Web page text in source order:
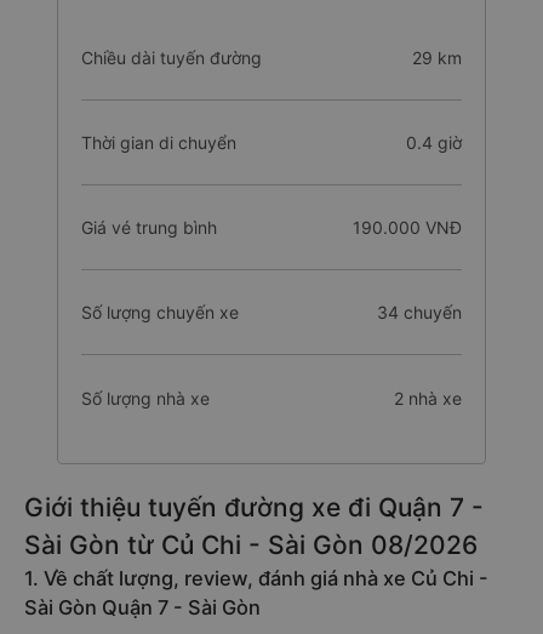
Chiều dài tuyến đường 29 km
Thời gian di chuyển 0.4 giờ
Giá vé trung bình 190.000 VNĐ
Số lượng chuyến xe 34 chuyến
Số lượng nhà xe 2 nhà xe
Giới thiệu tuyến đường xe đi Quận 7 -
Sài Gòn từ Củ Chi - Sài Gòn 08/2026
1. Về chất lượng, review, đánh giá nhà xe Củ Chi -
Sài Gòn Quận 7 - Sài Gòn